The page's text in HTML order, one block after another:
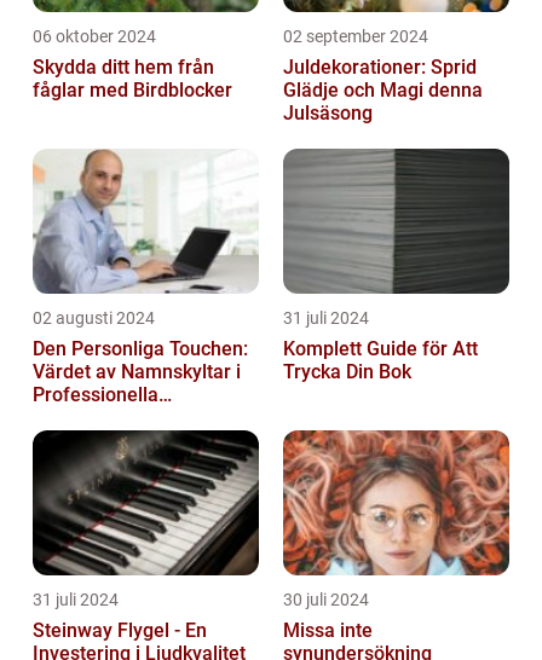
06 oktober 2024
Skydda ditt hem från
fåglar med Birdblocker
02 september 2024
Juldekorationer: Sprid
Glädje och Magi denna
Julsäsong
02 augusti 2024
Den Personliga Touchen:
Värdet av Namnskyltar i
Professionella
31 juli 2024
Komplett Guide för Att
Trycka Din Bok
31 juli 2024
Steinway Flygel - En
Investering i Ljudkvalitet
30 juli 2024
Missa inte
synundersökning